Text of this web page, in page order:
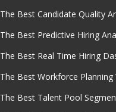
The Best Candidate Quality
The Best Predictive Hiring
The Best Real Time Hiring
The Best Workforce
The Best Talent Pool